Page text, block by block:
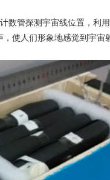
管探测宇宙线位置，利用
使人们形象地感觉到宇宙